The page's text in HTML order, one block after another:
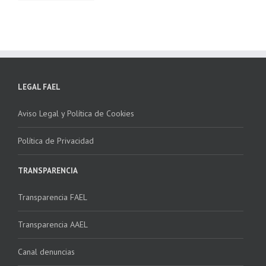
LEGAL FAEL
Aviso Legal y Política de Cookies
Política de Privacidad
TRANSPARENCIA
Transparencia FAEL
Transparencia AAEL
Canal denuncias